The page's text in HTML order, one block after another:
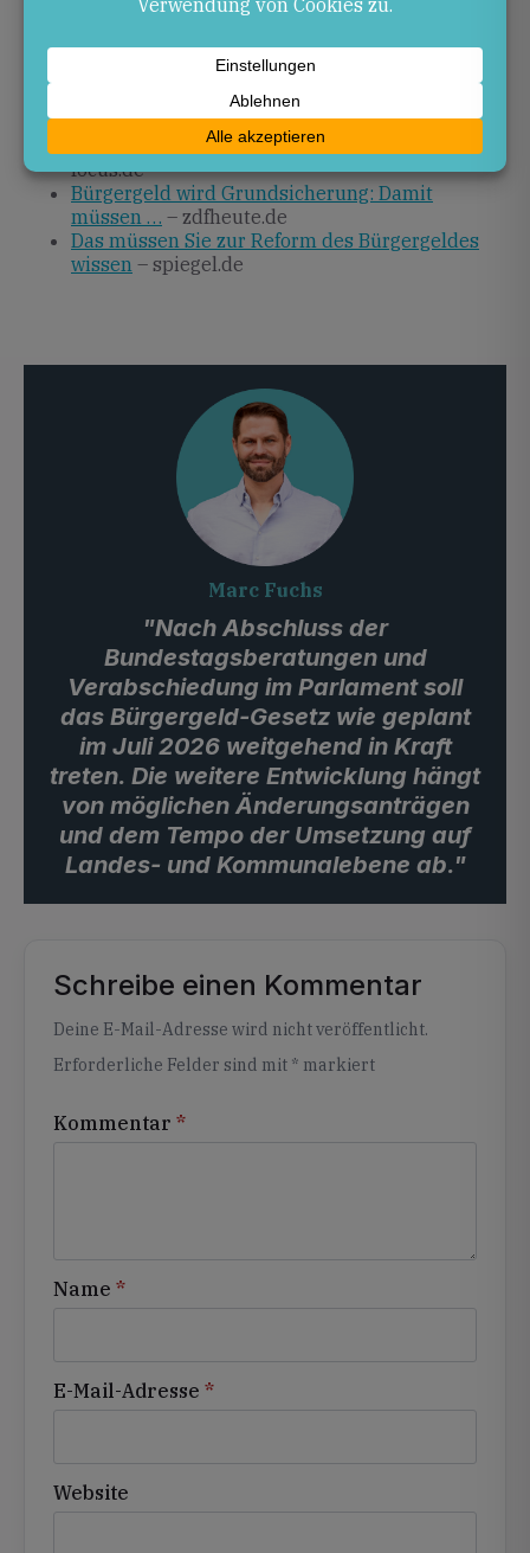
Bürgergeld-Reform – Merz: „Bis Frühjahr 2026
– deutschlandfunk.de
Wo sich das Bürgergeld ändert – Was Ängste
auslöst– handelsblatt.com
Bundestag berät über Bürgergeld-Reform
focus.de
Bürgergeld wird Grundsicherung: Damit
müssen … – zdfheute.de
Das müssen Sie zur Reform des Bürgergeldes
wissen – spiegel.de
Marc Fuchs
"Nach Abschluss der
Bundestagsberatungen und
Verabschiedung im Parlament soll
das Bürgergeld-Gesetz wie geplant
im Juli 2026 weitgehend in Kraft
treten. Die weitere Entwicklung hängt
von möglichen Änderungsanträgen
und dem Tempo der Umsetzung auf
Landes- und Kommunalebene ab."
Schreibe einen Kommentar
Deine E-Mail-Adresse wird nicht veröffentlicht.
Erforderliche Felder sind mit * markiert
Kommentar *
Name *
E-Mail-Adresse *
Website
Alternative: